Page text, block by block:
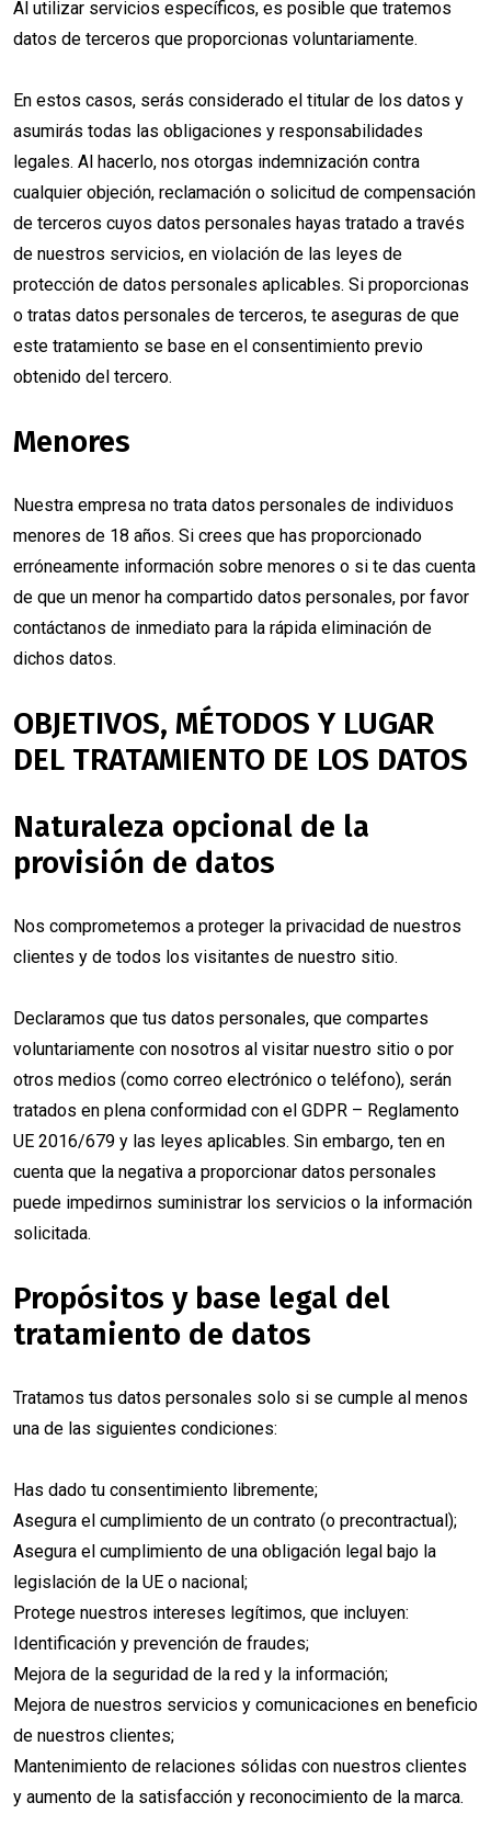
Al utilizar servicios específicos, es posible que tratemos
datos de terceros que proporcionas voluntariamente.
En estos casos, serás considerado el titular de los datos y
asumirás todas las obligaciones y responsabilidades
legales. Al hacerlo, nos otorgas indemnización contra
cualquier objeción, reclamación o solicitud de compensación
de terceros cuyos datos personales hayas tratado a través
de nuestros servicios, en violación de las leyes de
protección de datos personales aplicables. Si proporcionas
o tratas datos personales de terceros, te aseguras de que
este tratamiento se base en el consentimiento previo
obtenido del tercero.
Menores
Nuestra empresa no trata datos personales de individuos
menores de 18 años. Si crees que has proporcionado
erróneamente información sobre menores o si te das cuenta
de que un menor ha compartido datos personales, por favor
contáctanos de inmediato para la rápida eliminación de
dichos datos.
OBJETIVOS, MÉTODOS Y LUGAR
DEL TRATAMIENTO DE LOS DATOS
Naturaleza opcional de la
provisión de datos
Nos comprometemos a proteger la privacidad de nuestros
clientes y de todos los visitantes de nuestro sitio.
Declaramos que tus datos personales, que compartes
voluntariamente con nosotros al visitar nuestro sitio o por
otros medios (como correo electrónico o teléfono), serán
tratados en plena conformidad con el GDPR – Reglamento
UE 2016/679 y las leyes aplicables. Sin embargo, ten en
cuenta que la negativa a proporcionar datos personales
puede impedirnos suministrar los servicios o la información
solicitada.
Propósitos y base legal del
tratamiento de datos
Tratamos tus datos personales solo si se cumple al menos
una de las siguientes condiciones:
Has dado tu consentimiento libremente;
Asegura el cumplimiento de un contrato (o precontractual);
Asegura el cumplimiento de una obligación legal bajo la
legislación de la UE o nacional;
Protege nuestros intereses legítimos, que incluyen:
Identificación y prevención de fraudes;
Mejora de la seguridad de la red y la información;
Mejora de nuestros servicios y comunicaciones en beneficio
de nuestros clientes;
Mantenimiento de relaciones sólidas con nuestros clientes
y aumento de la satisfacción y reconocimiento de la marca.